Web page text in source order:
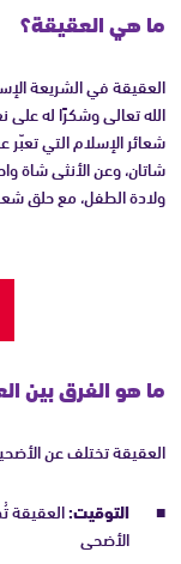
ما هي العقيقة؟
العقيقة في الشريعة
الله تعالى وشكرًا له
شعائر الإسلام التي
شاتان، وعن الأنثى شاة
ولادة الطفل، مع حلق
ما هو الفرق بين
العقيقة تختلف عن
التوقيت:العقيقة
الأضحى